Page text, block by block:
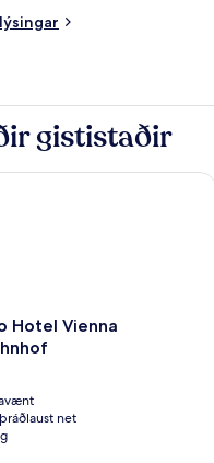
gististaðir
Hotel Vienna
net
Vienna